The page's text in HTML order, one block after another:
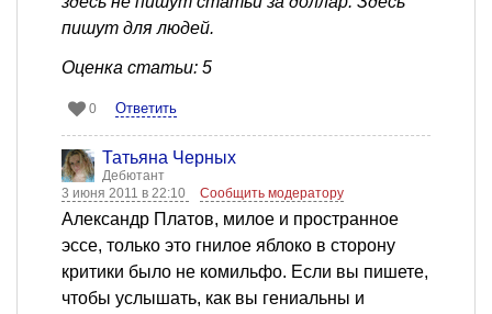
пишут для людей.
Оценка статьи: 5
0 Ответить
Татьяна Черных
Дебютант
3 июня 2011 в 22:10
Сообщить модератору
Александр Платов, милое и пространное
эссе, только это гнилое яблоко в сторону
критики было не комильфо. Если вы пишете,
чтобы услышать, как вы гениальны и